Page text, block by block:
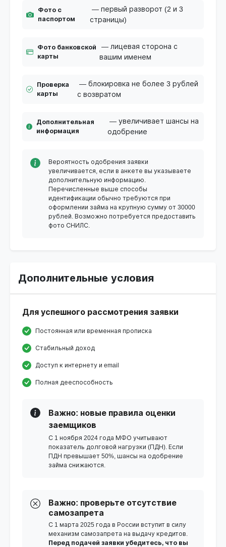
Фото с
паспортом
— первый разворот (2 и 3
страницы)
Фото банковской
карты
— лицевая сторона с
вашим именем
Проверка
карты
— блокировка не более 3 рублей
с возвратом
Дополнительная
информация
— увеличивает шансы на
одобрение
Вероятность одобрения заявки
увеличивается, если в анкете вы указываете
дополнительную информацию.
Перечисленные выше способы
идентификации обычно требуются при
оформлении займа на крупную сумму от 30000
рублей. Возможно потребуется предоставить
фото СНИЛС.
Дополнительные условия
Для успешного рассмотрения заявки
Постоянная или временная прописка
Стабильный доход
Доступ к интернету и email
Полная дееспособность
Важно: новые правила оценки
заемщиков
С 1 ноября 2024 года МФО учитывают
показатель долговой нагрузки (ПДН). Если
ПДН превышает 50%, шансы на одобрение
займа снижаются.
Важно: проверьте отсутствие
самозапрета
С 1 марта 2025 года в России вступит в силу
механизм самозапрета на выдачу кредитов.
Перед подачей заявки убедитесь, что вы